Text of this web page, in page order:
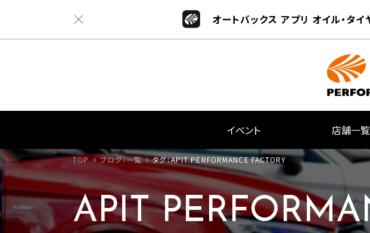
オートバックス アプリ オイル・タ
イベント 店舗一覧
TOP ブログ：一覧 タグ：APIT PERFORMANCE FACTORY
APIT